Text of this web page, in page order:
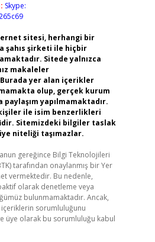
Skype:
sitesi, herhangi bir
şahıs şirketi ile hiçbir
Sitede yalnızca
makaleler
yer alan içerikler
olup, gerçek kurum
yapılmamaktadır.
ile isim benzerlikleri
Sitemizdeki bilgiler taslak
niteliği taşımazlar.
gereğince Bilgi Teknolojileri
tarafından onaylanmış bir Yer
vermektedir. Bu nedenle,
olarak denetleme veya
bulunmamaktadır. Ancak,
içeriklerin sorumluluğunu
üye olarak bu sorumluluğu kabul